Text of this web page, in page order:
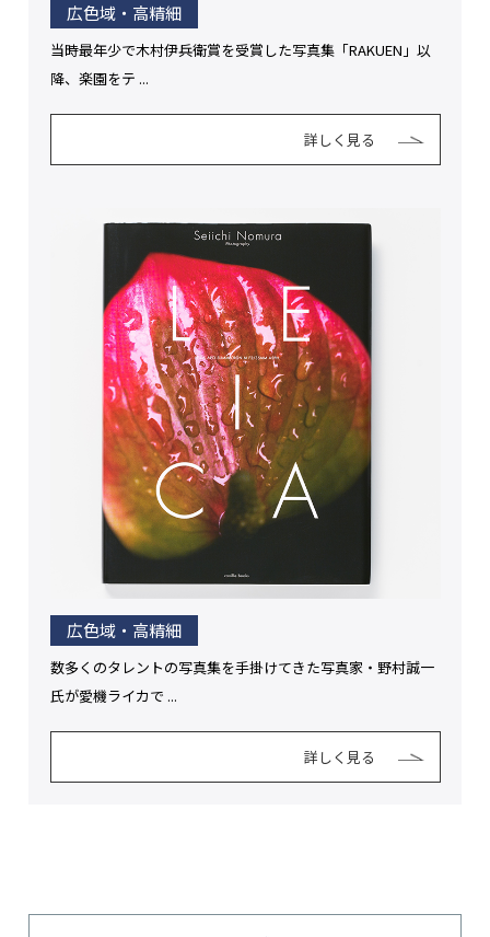
広色域・高精細
当時最年少で木村伊兵衛賞を受賞した写真集「RAKUEN」以
降、楽園をテ ...
詳しく見る
広色域・高精細
数多くのタレントの写真集を手掛けてきた写真家・野村誠一
氏が愛機ライカで ...
詳しく見る